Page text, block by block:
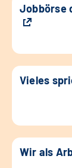
Jobbörse
Vieles
Wir als